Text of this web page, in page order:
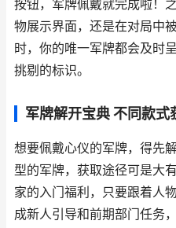
按钮，军牌佩戴就完成啦！
物展示界面，还是在对局中
时，你的唯一军牌都会及时
挑剔的标识。
军牌解开宝典 不同款式
想要佩戴心仪的军牌，得先
型的军牌，获取途径可是大
家的入门福利，只要跟着人
成新人引导和前期部门任务